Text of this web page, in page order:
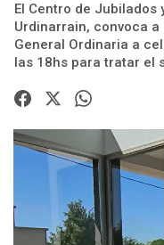
El Centro de Jubilados
Urdinarrain, convoca
General Ordinaria a
las 18hs para tratar el